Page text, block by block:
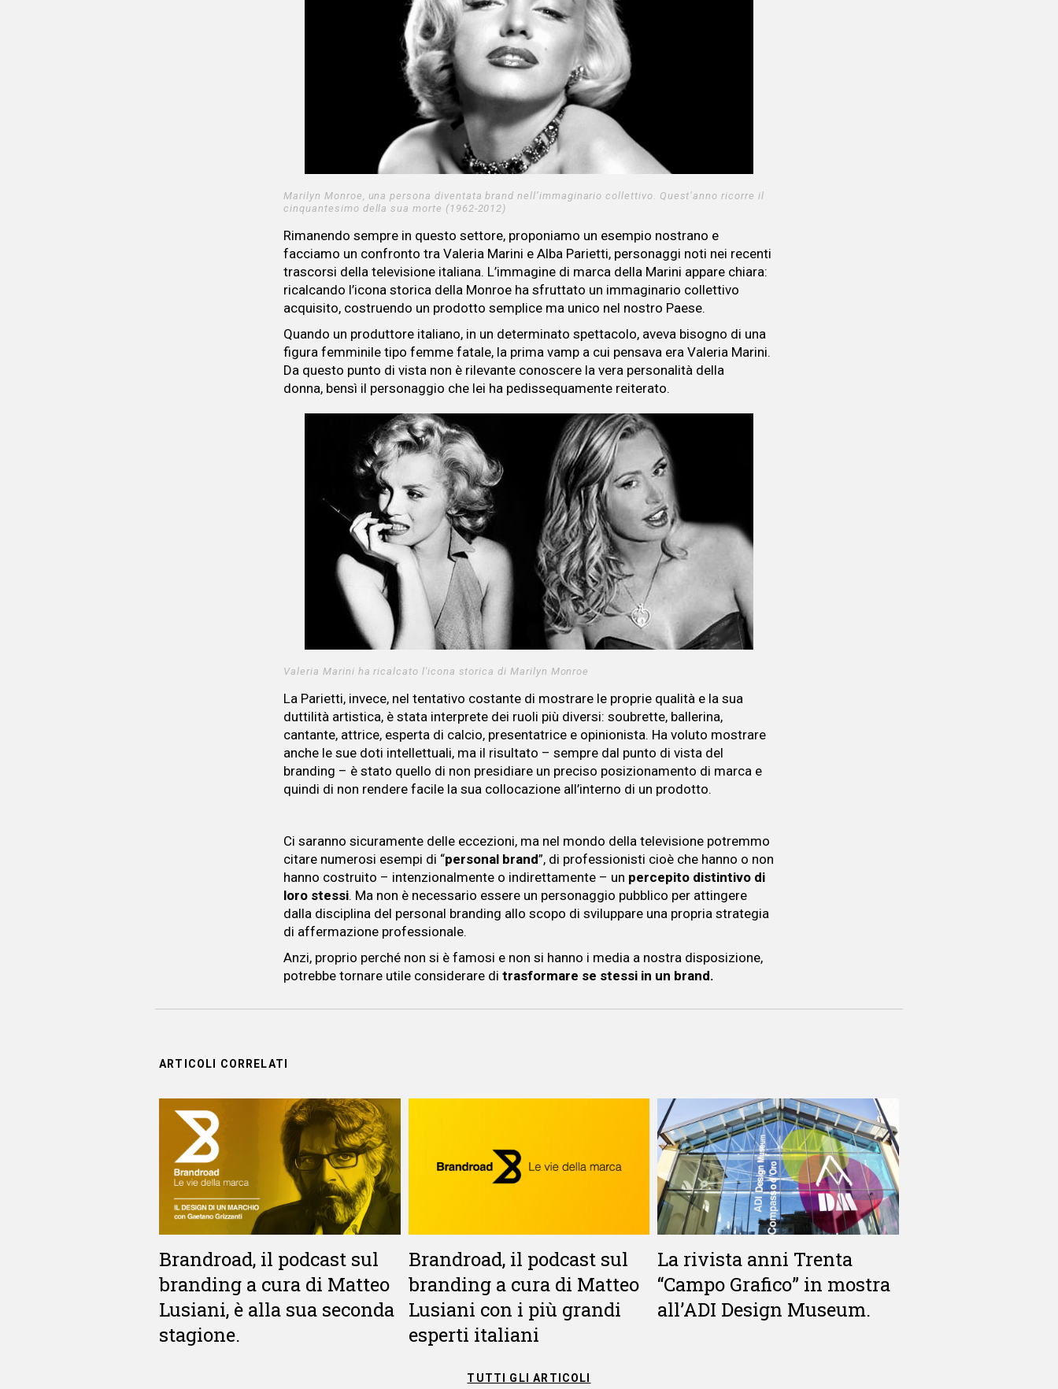
Marilyn Monroe, una persona diventata brand nell’immaginario collettivo. Quest’anno ricorre il
cinquantesimo della sua morte (1962-2012)
Rimanendo sempre in questo settore, proponiamo un esempio nostrano e
facciamo un confronto tra Valeria Marini e Alba Parietti, personaggi noti nei recenti
trascorsi della televisione italiana. L’immagine di marca della Marini appare chiara:
ricalcando l’icona storica della Monroe ha sfruttato un immaginario collettivo
acquisito, costruendo un prodotto semplice ma unico nel nostro Paese.
Quando un produttore italiano, in un determinato spettacolo, aveva bisogno di una
figura femminile tipo femme fatale, la prima vamp a cui pensava era Valeria Marini.
Da questo punto di vista non è rilevante conoscere la vera personalità della
donna, bensì il personaggio che lei ha pedissequamente reiterato.
Valeria Marini ha ricalcato l'icona storica di Marilyn Monroe
La Parietti, invece, nel tentativo costante di mostrare le proprie qualità e la sua
duttilità artistica, è stata interprete dei ruoli più diversi: soubrette, ballerina,
cantante, attrice, esperta di calcio, presentatrice e opinionista. Ha voluto mostrare
anche le sue doti intellettuali, ma il risultato – sempre dal punto di vista del
branding – è stato quello di non presidiare un preciso posizionamento di marca e
quindi di non rendere facile la sua collocazione all’interno di un prodotto.
Ci saranno sicuramente delle eccezioni, ma nel mondo della televisione potremmo
citare numerosi esempi di “personal brand”, di professionisti cioè che hanno o non
hanno costruito – intenzionalmente o indirettamente – un percepito distintivo di
loro stessi. Ma non è necessario essere un personaggio pubblico per attingere
dalla disciplina del personal branding allo scopo di sviluppare una propria strategia
di affermazione professionale.
Anzi, proprio perché non si è famosi e non si hanno i media a nostra disposizione,
potrebbe tornare utile considerare ditrasformare se stessi in un brand.
ARTICOLI CORRELATI
Brandroad, il podcast sul
branding a cura di Matteo
Lusiani, è alla sua seconda
stagione.
Brandroad, il podcast sul
branding a cura di Matteo
Lusiani con i più grandi
esperti italiani
La rivista anni Trenta
“Campo Grafico” in mostra
all’ADI Design Museum.
TUTTI GLI ARTICOLI